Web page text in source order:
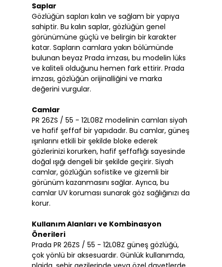
Saplar
Gözlüğün sapları kalın ve sağlam bir yapıya
sahiptir. Bu kalın saplar, gözlüğün genel
görünümüne güçlü ve belirgin bir karakter
katar. Sapların camlara yakın bölümünde
bulunan beyaz Prada imzası, bu modelin lüks
ve kaliteli olduğunu hemen fark ettirir. Prada
imzası, gözlüğün orijinalliğini ve marka
değerini vurgular.
Camlar
PR 26ZS / 55 - 12L08Z modelinin camları siyah
ve hafif şeffaf bir yapıdadır. Bu camlar, güneş
ışınlarını etkili bir şekilde bloke ederek
gözlerinizi korurken, hafif şeffaflığı sayesinde
doğal ışığı dengeli bir şekilde geçirir. Siyah
camlar, gözlüğün sofistike ve gizemli bir
görünüm kazanmasını sağlar. Ayrıca, bu
camlar UV koruması sunarak göz sağlığınızı da
korur.
Kullanım Alanları ve Kombinasyon
Önerileri
Prada PR 26ZS / 55 - 12L08Z güneş gözlüğü,
çok yönlü bir aksesuardır. Günlük kullanımda,